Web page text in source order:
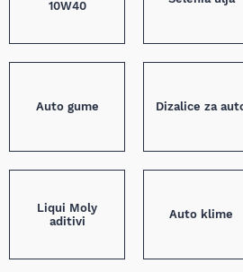
10W40
Auto gume Dizalice za
Liqui Moly
aditivi
Auto klime